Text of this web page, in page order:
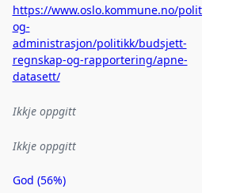
https://www.oslo.kommune.no/politikk-
og-
administrasjon/politikk/budsjett-
regnskap-og-rapportering/apne-
datasett/
Ikkje oppgitt
Ikkje oppgitt
God (56%)